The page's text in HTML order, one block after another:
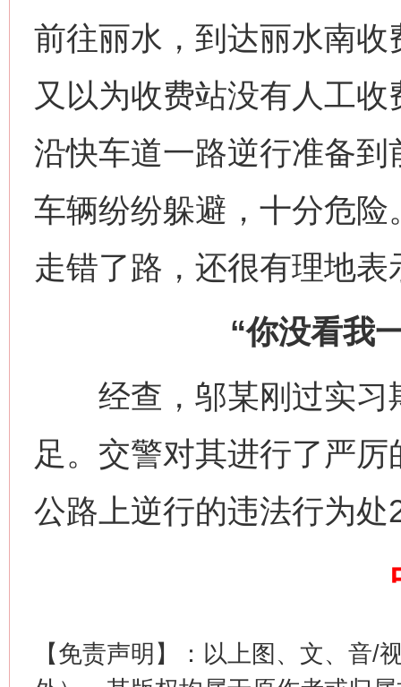
前往丽水，到达丽水南
又以为收费站没有人工
沿快车道一路逆行准备
车辆纷纷躲避，十分危
走错了路，还很有理地表
“你没看我
经查，邬某刚过实习
足。交警对其进行了严
公路上逆行的违法行为
【免责声明】：以上图、文、音/
在谋一域中谋全局
今
习近平的博鳌关键词
魏明
生